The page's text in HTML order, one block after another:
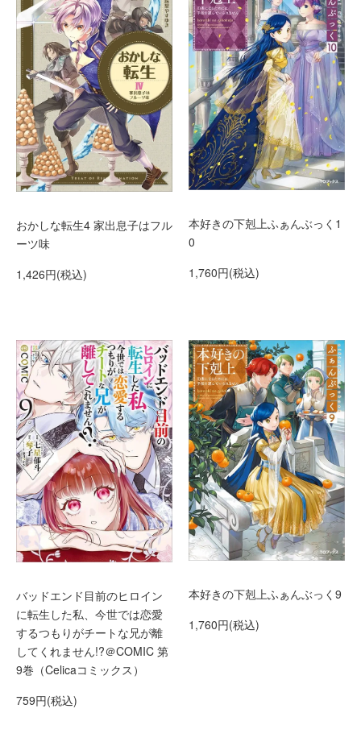
おかしな転生4 家出息子はフル
ーツ味
1,426円(税込)
本好きの下剋上ふぁんぶっく1
0
1,760円(税込)
バッドエンド目前のヒロイン
に転生した私、今世では恋愛
するつもりがチートな兄が離
してくれません!?＠COMIC 第
9巻（Celicaコミックス）
759円(税込)
本好きの下剋上ふぁんぶっく9
1,760円(税込)